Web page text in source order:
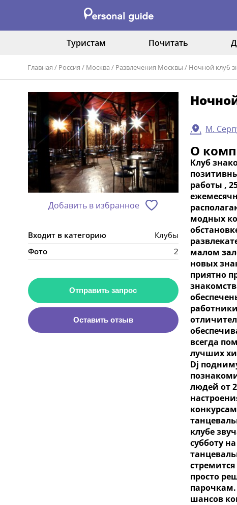
Туристам Почитать
Главная / Россия / Москва / Развлечения Москвы / Ночной клуб
Добавить в избранное
Входит в категорию
Клубы
Фото
2
Отправить запрос
Оставить отзыв
M.
О
Клуб
работы ,
модных
малом
новых
приятно
всегда
лучших
Dj
людей от
клубе
субботу
просто
шансов